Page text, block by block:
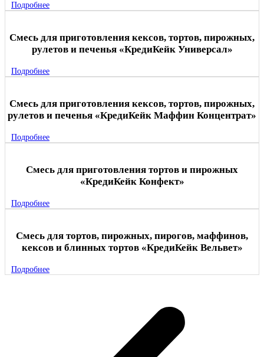
Подробнее
Смесь для приготовления кексов, тортов, пирожных,
рулетов и печенья «КредиКейк Универсал»
Подробнее
Смесь для приготовления кексов, тортов, пирожных,
рулетов и печенья «КредиКейк Маффин Концентрат»
Подробнее
Смесь для приготовления тортов и пирожных
«КредиКейк Конфект»
Подробнее
Смесь для тортов, пирожных, пирогов, маффинов,
кексов и блинных тортов «КредиКейк Вельвет»
Подробнее